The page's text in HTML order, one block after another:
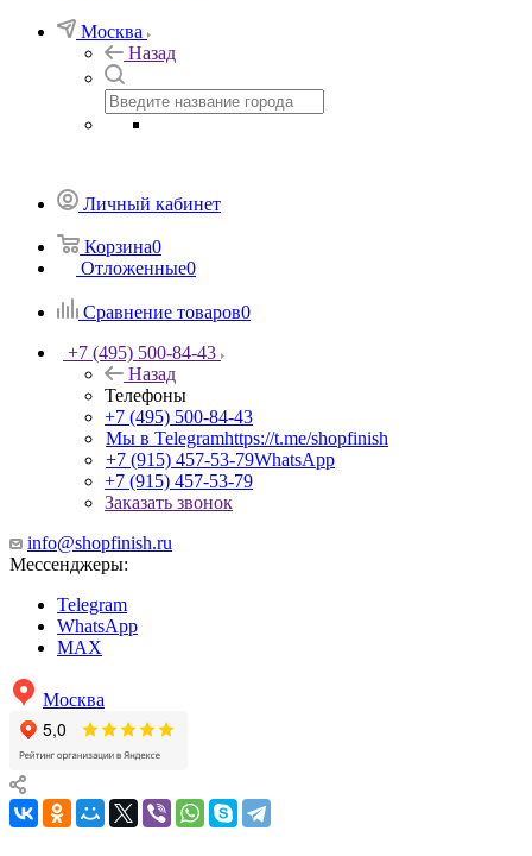
Москва
Назад
Личный кабинет
Корзина0
Отложенные0
Сравнение товаров0
+7 (495) 500-84-43
Назад
Телефоны
+7 (495) 500-84-43
Мы в Telegramhttps://t.me/shopfinish
+7 (915) 457-53-79WhatsApp
+7 (915) 457-53-79
Заказать звонок
info@shopfinish.ru
Мессенджеры:
Telegram
WhatsApp
MAX
Москва